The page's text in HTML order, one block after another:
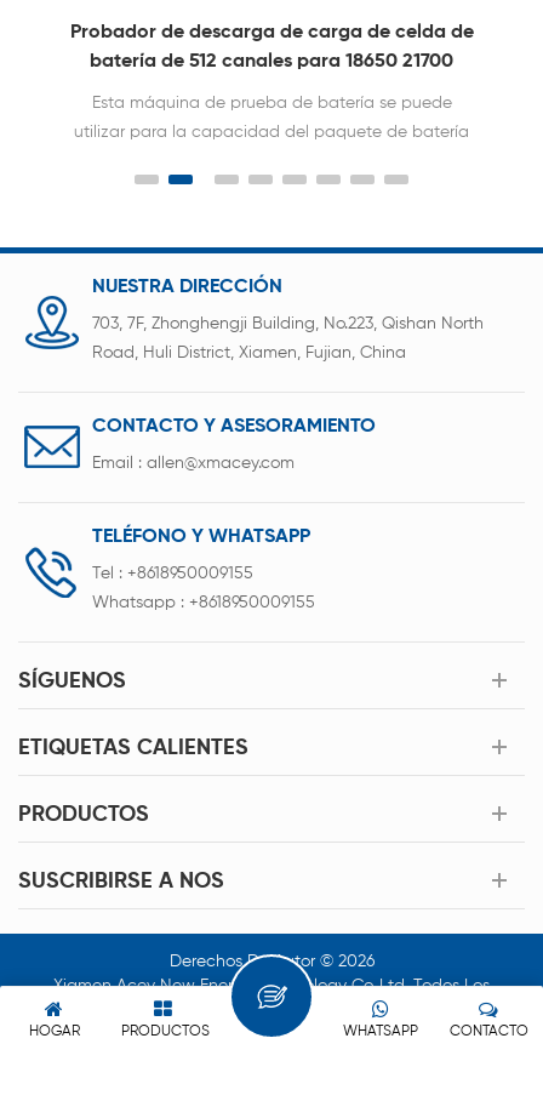
Probador de descarga de carga de celda de
batería de 512 canales para 18650 21700
Esta máquina de prueba de batería se puede
utilizar para la capacidad del paquete de batería
carga y descarga, etc.
NUESTRA DIRECCIÓN
703, 7F, Zhonghengji Building, No.223, Qishan North
Road, Huli District, Xiamen, Fujian, China
CONTACTO Y ASESORAMIENTO
Email : allen@xmacey.com
TELÉFONO Y WHATSAPP
Tel : +8618950009155
Whatsapp : +8618950009155
SÍGUENOS
ETIQUETAS CALIENTES
PRODUCTOS
SUSCRIBIRSE A NOS
Derechos De Autor © 2026
Xiamen Acey New Energy Technology Co.,Ltd. Todos Los
Derechos Reservados.
HOGAR PRODUCTOS CONTACTO
WHATSAPP